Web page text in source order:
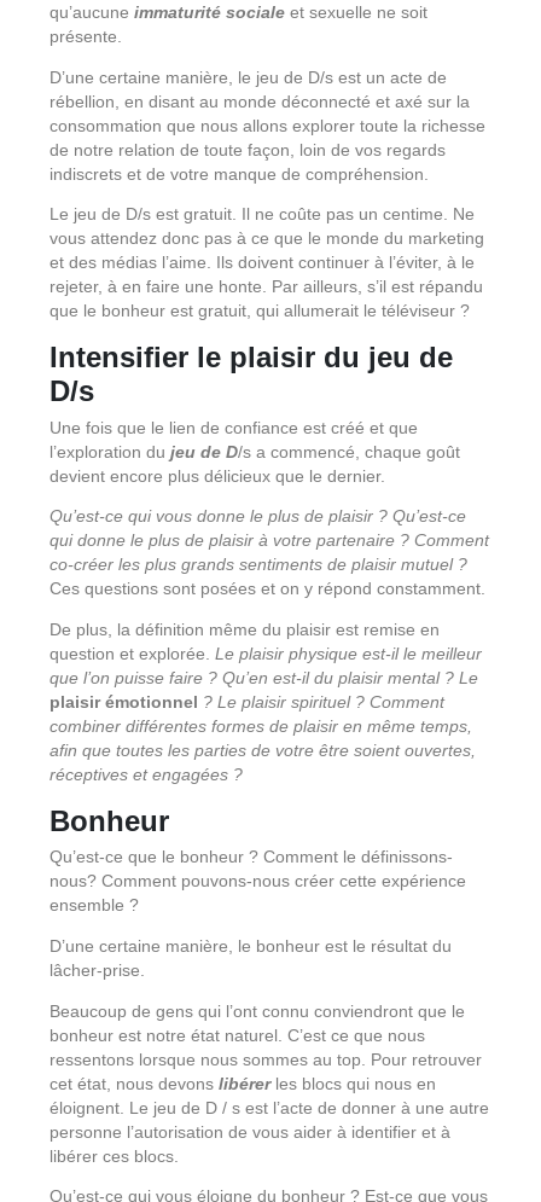
qu’aucune immaturité socialeet sexuelle ne soit
présente.
D’une certaine manière, le jeu de D/s est un acte de
rébellion, en disant au monde déconnecté et axé sur la
consommation que nous allons explorer toute la richesse
de notre relation de toute façon, loin de vos regards
indiscrets et de votre manque de compréhension.
Le jeu de D/s est gratuit. Il ne coûte pas un centime. Ne
vous attendez donc pas à ce que le monde du marketing
et des médias l’aime. Ils doivent continuer à l’éviter, à le
rejeter, à en faire une honte. Par ailleurs, s’il est répandu
que le bonheur est gratuit, qui allumerait le téléviseur ?
Intensifier le plaisir du jeu de
D/s
Une fois que le lien de confiance est créé et que
l’exploration du jeu de D/s a commencé, chaque goût
devient encore plus délicieux que le dernier.
Qu’est-ce qui vous donne le plus de plaisir ? Qu’est-ce
qui donne le plus de plaisir à votre partenaire ? Comment
co-créer les plus grands sentiments de plaisir mutuel ?
Ces questions sont posées et on y répond constamment.
De plus, la définition même du plaisir est remise en
question et explorée. Le plaisir physique est-il le meilleur
que l’on puisse faire ? Qu’en est-il du plaisir mental ? Le
plaisir émotionnel ? Le plaisir spirituel ? Comment
combiner différentes formes de plaisir en même temps,
afin que toutes les parties de votre être soient ouvertes,
réceptives et engagées ?
Bonheur
Qu’est-ce que le bonheur ? Comment le définissons-
nous? Comment pouvons-nous créer cette expérience
ensemble ?
D’une certaine manière, le bonheur est le résultat du
lâcher-prise.
Beaucoup de gens qui l’ont connu conviendront que le
bonheur est notre état naturel. C’est ce que nous
ressentons lorsque nous sommes au top. Pour retrouver
cet état, nous devonslibérerles blocs qui nous en
éloignent. Le jeu de D / s est l’acte de donner à une autre
personne l’autorisation de vous aider à identifier et à
libérer ces blocs.
Qu’est-ce qui vous éloigne du bonheur ? Est-ce que vous